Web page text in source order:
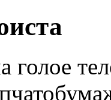
голое